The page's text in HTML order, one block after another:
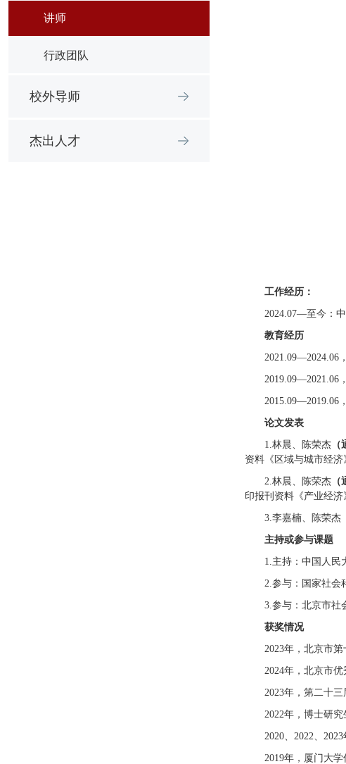
讲师
行政团队
校外导师
杰出人才
工作经历：
2024.07—至今：
教育经历
2021.09—2024.06
2019.09—2021.06
2015.09—2019.06
论文发表
1.林晨、陈荣杰
资料《区域与城市经济
2.林晨、陈荣杰
印报刊资料《产业经济
3.李嘉楠、陈荣杰
主持或参与课题
1.主持：中国人民
2.参与：国家社会
3.参与：北京市社
获奖情况
2023年，北京市
2024年，北京市优
2023年，第二十
2022年，博士研
2020、2022、
2019年，厦门大